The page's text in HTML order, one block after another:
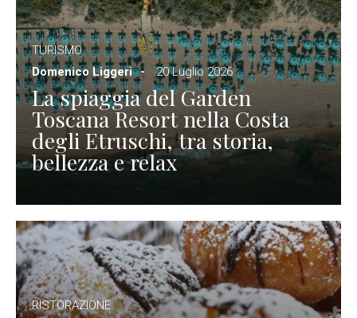
TURISMO
Domenico Liggeri
20 Luglio 2026
La spiaggia del Garden
Toscana Resort nella Costa
degli Etruschi, tra storia,
bellezza e relax
RISTORAZIONE